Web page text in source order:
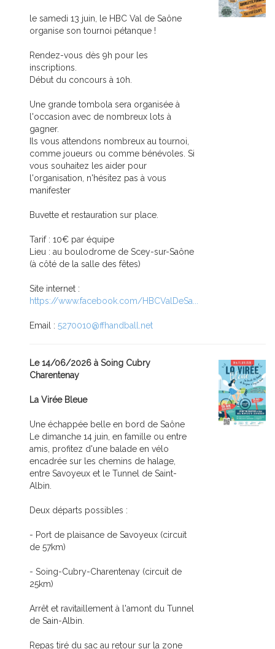
le samedi 13 juin, le HBC Val de Saône
organise son tournoi pétanque !
Rendez-vous dès 9h pour les
inscriptions.
Début du concours à 10h.
Une grande tombola sera organisée à
l'occasion avec de nombreux lots à
gagner.
Ils vous attendons nombreux au tournoi,
comme joueurs ou comme bénévoles. Si
vous souhaitez les aider pour
l'organisation, n'hésitez pas à vous
manifester
Buvette et restauration sur place.
Tarif : 10€ par équipe
Lieu : au boulodrome de Scey-sur-Saône
(à côté de la salle des fêtes)
Site internet :
https://www.facebook.com/HBCValDeSa...
Email : 5270010@ffhandball.net
Le 14/06/2026 à Soing Cubry
Charentenay
La Virée Bleue
Une échappée belle en bord de Saône
Le dimanche 14 juin, en famille ou entre
amis, profitez d'une balade en vélo
encadrée sur les chemins de halage,
entre Savoyeux et le Tunnel de Saint-
Albin.
Deux départs possibles :
- Port de plaisance de Savoyeux (circuit
de 57km)
- Soing-Cubry-Charentenay (circuit de
25km)
Arrêt et ravitaillement à l'amont du Tunnel
de Sain-Albin.
Repas tiré du sac au retour sur la zone